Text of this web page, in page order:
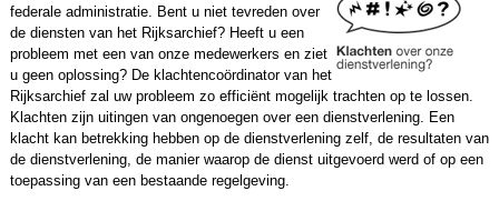
federale administratie. Bent u niet tevreden over
de diensten van het Rijksarchief? Heeft u een
probleem met een van onze medewerkers en ziet
u geen oplossing? De klachtencoördinator van het
Rijksarchief zal uw probleem zo efficiënt mogelijk trachten op te lossen.
Klachten zijn uitingen van ongenoegen over een dienstverlening. Een
klacht kan betrekking hebben op de dienstverlening zelf, de resultaten van
de dienstverlening, de manier waarop de dienst uitgevoerd werd of op een
toepassing van een bestaande regelgeving.